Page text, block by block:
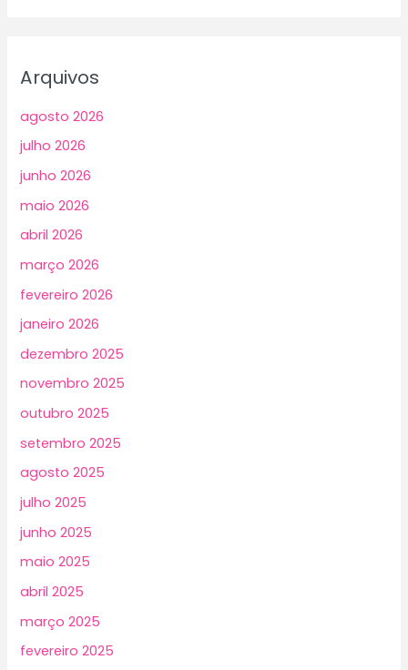
Arquivos
agosto 2026
julho 2026
junho 2026
maio 2026
abril 2026
março 2026
fevereiro 2026
janeiro 2026
dezembro 2025
novembro 2025
outubro 2025
setembro 2025
agosto 2025
julho 2025
junho 2025
maio 2025
abril 2025
março 2025
fevereiro 2025